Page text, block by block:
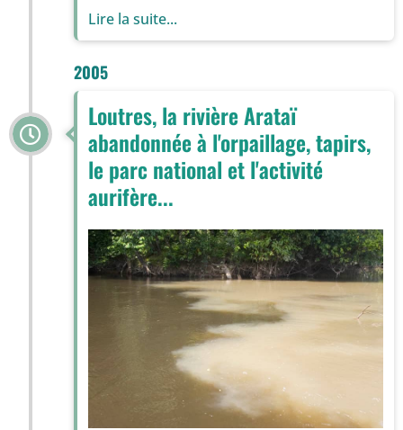
Lire la suite...
2005
Loutres, la rivière Arataï
abandonnée à l'orpaillage, tapirs,
le parc national et l'activité
aurifère...